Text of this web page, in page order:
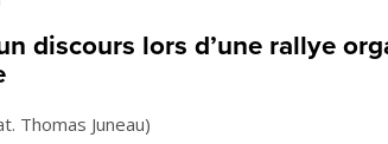
discours lors d’une rallye
Thomas Juneau)